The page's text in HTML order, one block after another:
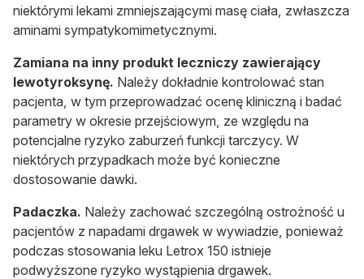
niektórymi lekami zmniejszającymi masę ciała, zwłaszcza
aminami sympatykomimetycznymi.
Zamiana na inny produkt leczniczy zawierający
lewotyroksynę. Należy dokładnie kontrolować stan
pacjenta, w tym przeprowadzać ocenę kliniczną i badać
parametry w okresie przejściowym, ze względu na
potencjalne ryzyko zaburzeń funkcji tarczycy. W
niektórych przypadkach może być konieczne
dostosowanie dawki.
Padaczka. Należy zachować szczególną ostrożność u
pacjentów z napadami drgawek w wywiadzie, ponieważ
podczas stosowania leku Letrox 150 istnieje
podwyższone ryzyko wystąpienia drgawek.